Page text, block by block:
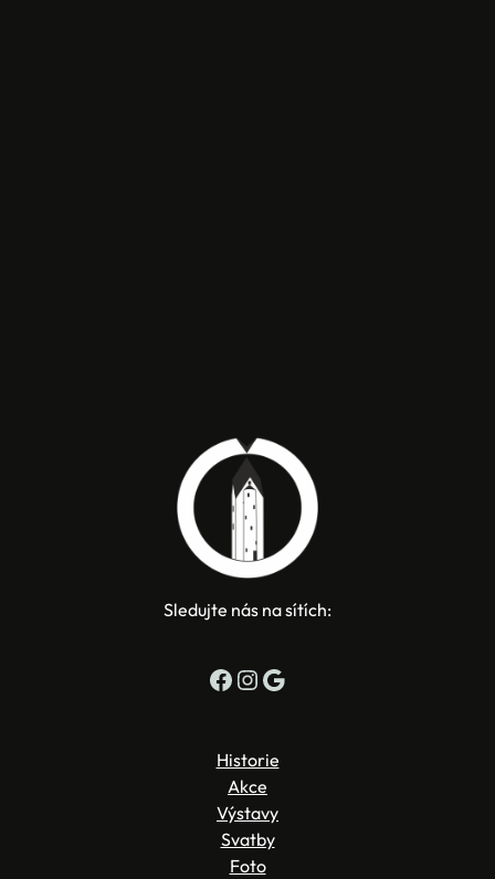
Sledujte nás na sítích:
Facebook Instagram Google
Historie
Akce
Výstavy
Svatby
Foto